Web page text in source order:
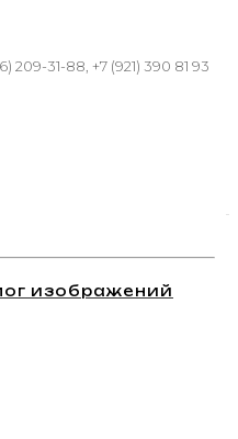
209-31-88, +7 (921) 390 81 93
изображений